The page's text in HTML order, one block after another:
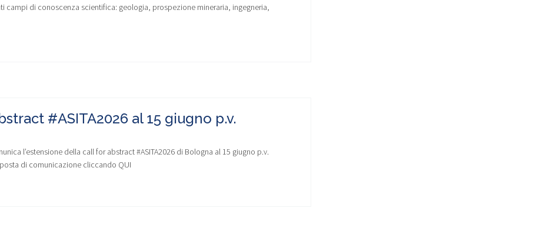
di conoscenza scientifica: geologia, prospezione mineraria, ingegneria,
#ASITA2026 al 15 giugno p.v.
l’estensione della call for abstract #ASITA2026 di Bologna al 15 giugno p.v.
di comunicazione cliccando QUI